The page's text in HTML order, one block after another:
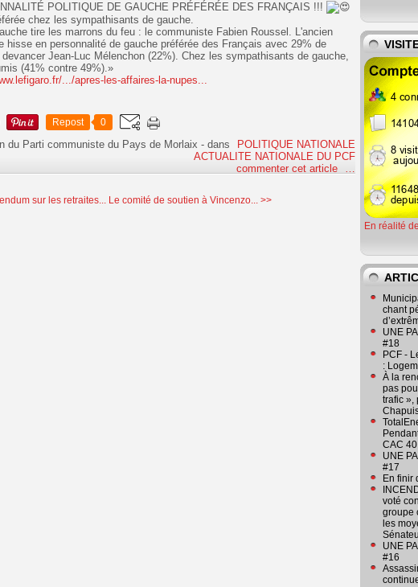
POLITIQUE DE GAUCHE PRÉFÉRÉE DES FRANÇAIS !!!
chez les sympathisants de gauche.
tire les marrons du feu : le communiste Fabien Roussel. L'ancien
hisse en personnalité de gauche préférée des Français avec 29% de
Jean-Luc Mélenchon (22%). Chez les sympathisants de gauche,
(41% contre 49%).»
.../apres-les-affaires-la-nupes...
Repost 0
du Parti communiste du Pays de Morlaix -dans
POLITIQUE NATIONALE
ACTUALITE NATIONALE DU PCF
commenter cet article
…
sur les retraites... Le comité de soutien à Vincenzo... >>
En réalité
chant
UNE
#18
PCF -
:
À la
pas
trafic »,
CAC
UNE
#17
En finir
voté
groupe
les
UNE
#16